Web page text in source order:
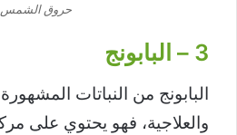
حروق
3 – البابونج
البابونج من النباتات
والعلاجية، فهو يحتوي على